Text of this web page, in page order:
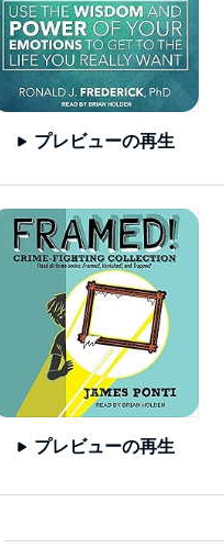
プレビューの再生
プレビューの再生